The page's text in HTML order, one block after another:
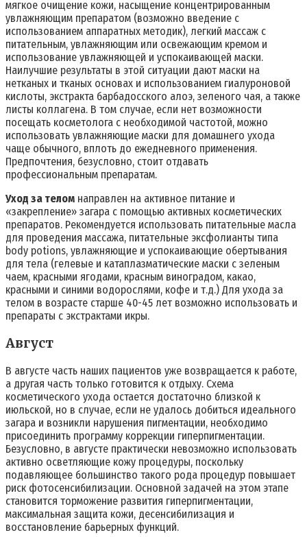
мягкое очищение кожи, насыщение концентрированным
увлажняющим препаратом (возможно введение с
использованием аппаратных методик), легкий массаж с
питательным, увлажняющим или освежающим кремом и
использование увлажняющей и успокаивающей маски.
Наилучшие результаты в этой ситуации дают маски на
нетканых и тканых основах и использованием гиалуроновой
кислоты, экстракта барбадосского алоэ, зеленого чая, а также
листы коллагена. В том случае, если нет возможности
посещать косметолога с необходимой частотой, можно
использовать увлажняющие маски для домашнего ухода
чаще обычного, вплоть до ежедневного применения.
Предпочтения, безусловно, стоит отдавать
профессиональным препаратам.
Уход за телом направлен на активное питание и
«закрепление» загара с помощью активных косметических
препаратов. Рекомендуется использовать питательные масла
для проведения массажа, питательные эксфолианты типа
body potions, увлажняющие и успокаивающие обертывания
для тела (гелевые и катаплазматические маски с зеленым
чаем, красными ягодами, красным виноградом, какао,
красными и синими водорослями, кофе и т.д.) Для ухода за
телом в возрасте старше 40-45 лет возможно использовать и
препараты с экстрактами икры.
Август
В августе часть наших пациентов уже возвращается к работе,
а другая часть только готовится к отдыху. Схема
косметического ухода остается достаточно близкой к
июльской, но в случае, если не удалось добиться идеального
загара и возникли нарушения пигментации, необходимо
присоединить программу коррекции гиперпигментации.
Безусловно, в августе практически невозможно использовать
активно осветляющие кожу процедуры, поскольку
подавляющее большинство такого рода процедур повышает
риск фотосенсибилизации. Основной задачей на этом этапе
становится торможение развития гиперпигментации,
максимальная защита кожи, десенсибилизация и
восстановление барьерных функций.